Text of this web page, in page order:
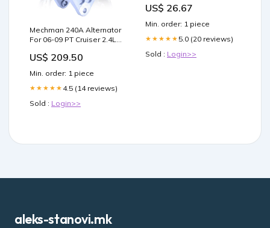
Mechman 240A Alternator
For 06-09 PT Cruiser 2.4L
Speakers
US$ 209.50
Min. order: 1 piece
★★★★★ 4.5 (14 reviews)
Sold : Login>>
*Rt0tzyB8U*
US$ 26.67
Min. order: 1 piece
★★★★★ 5.0 (20 reviews)
Sold : Login>>
aleks-stanovi.mk